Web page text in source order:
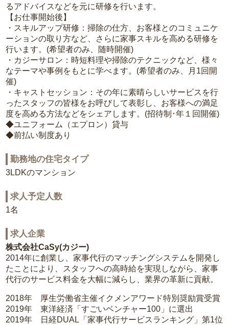
るアドバイスなどを元に研修を行います。
【お仕事開始後】
・スキルアップ研修：掃除の仕方、お客様とのコミュニケ
ーションの取り方など、さらに家事スキルを高める研修を
行います。(希望者のみ、随時開催)
・カジーサロン：時短料理や掃除のテクニックなど、様々
なテーマや事例をもとに学べます。(希望者のみ、月1回開
催)
・キャストセッション：その年に素晴らしいサービスを行
ったスタッフの皆様をお呼びして表彰し、お客様への満足
度を高める方法などをシェアします。(招待制･年１回開催)
◆ユニフォーム（エプロン）貸与
◆前払い制度あり
勤務地の住宅タイプ
3LDKのマンション
求人予定人数
1名
求人企業
株式会社CaSy(カジー)
2014年に創業し、家事代行のマッチングシステムを開発し
たことにより、スタッフへの高時給を実現しながら、家事
代行のサービス料金を大幅に減らし、業界の革新に貢献。
2018年 厚生労働省主催イクメンアワード特別奨励賞受賞
2019年 東洋経済「すごいベンチャー100」に選出
2019年 日経DUAL「家事代行サービスランキング」第1位